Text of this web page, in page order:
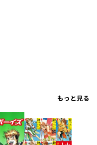
もっと見る